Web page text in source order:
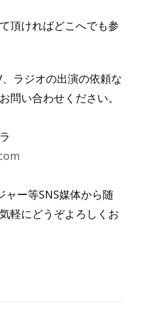
頂ければどこへでも参
ラジオの出演の依頼な
問い合わせください。
ャー等SNS媒体から随
軽にどうぞよろしくお